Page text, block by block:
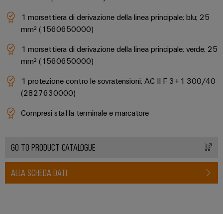
1 morsettiera di derivazione della linea principale; blu; 25
mm² (1560650000)
1 morsettiera di derivazione della linea principale; verde; 25
mm² (1560650000)
1 protezione contro le sovratensioni; AC II F 3+1 300/40
(2827630000)
Compresi staffa terminale e marcatore
GO TO PRODUCT CATALOGUE
ALLA SCHEDA DATI